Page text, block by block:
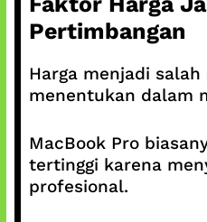
Pertimbangan
Harga menjadi
menentukan dalam
MacBook Pro
tertinggi karena
profesional.